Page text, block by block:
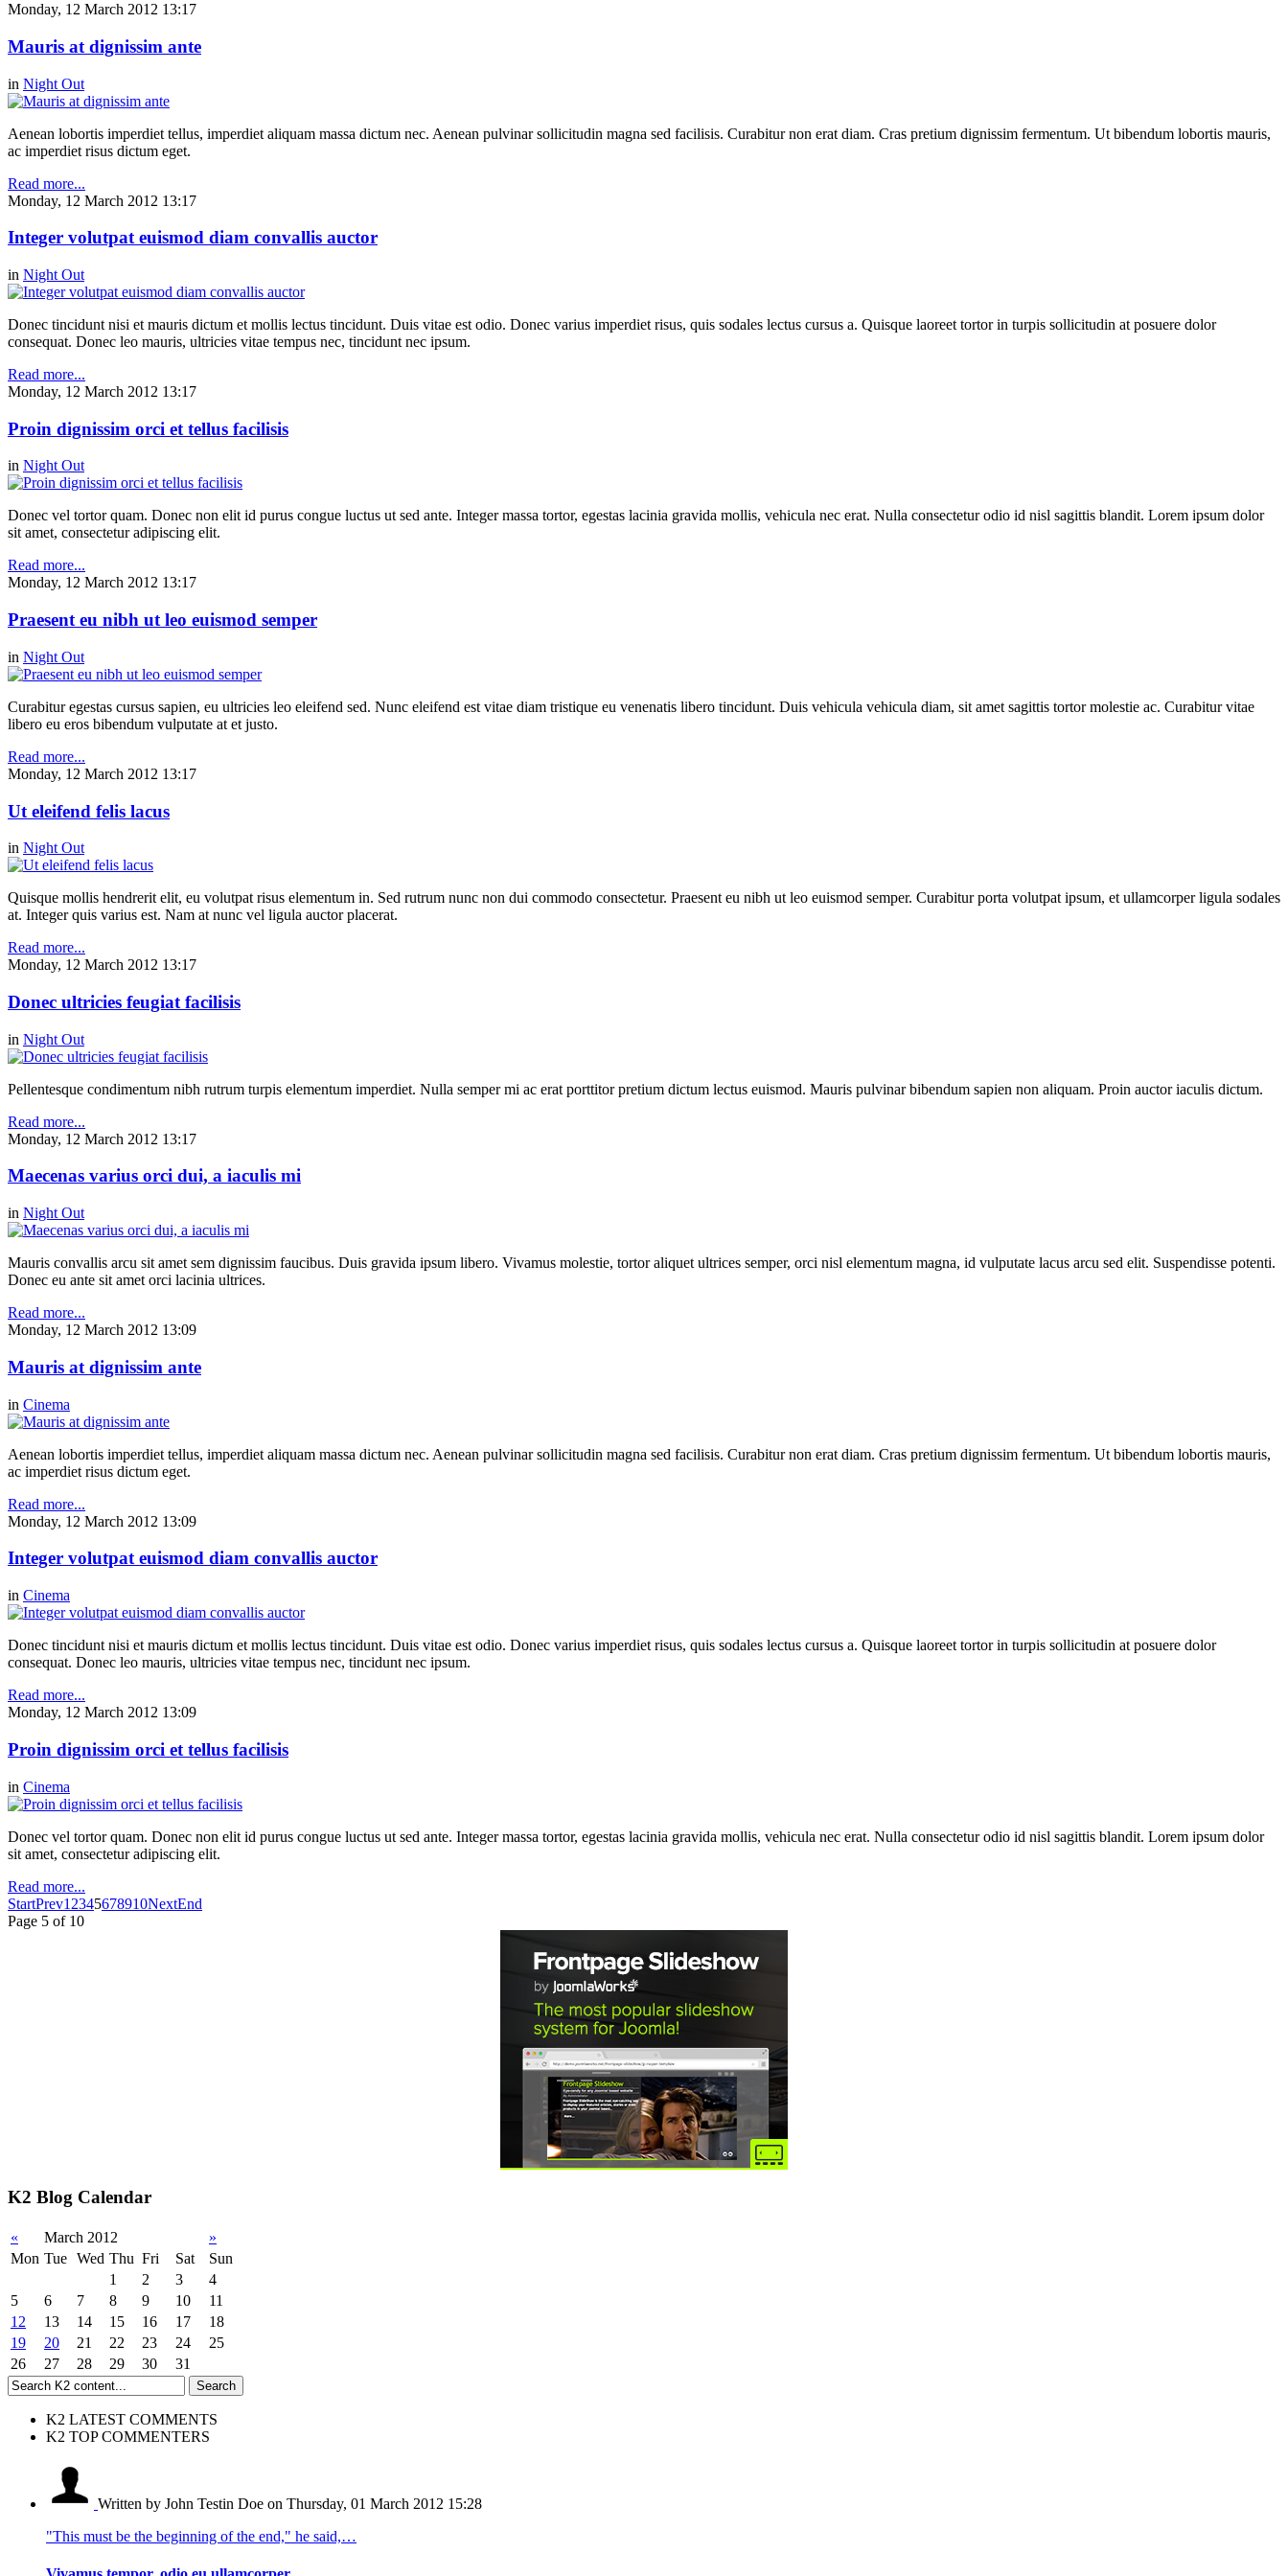
Monday, 12 March 2012 13:17
Mauris at dignissim ante
in Night Out
Aenean lobortis imperdiet tellus, imperdiet aliquam massa dictum nec. Aenean pulvinar sollicitudin magna sed facilisis. Curabitur non erat diam. Cras pretium dignissim fermentum. Ut bibendum lobortis mauris,
ac imperdiet risus dictum eget.
Read more...
Monday, 12 March 2012 13:17
Integer volutpat euismod diam convallis auctor
in Night Out
Donec tincidunt nisi et mauris dictum et mollis lectus tincidunt. Duis vitae est odio. Donec varius imperdiet risus, quis sodales lectus cursus a. Quisque laoreet tortor in turpis sollicitudin at posuere dolor
consequat. Donec leo mauris, ultricies vitae tempus nec, tincidunt nec ipsum.
Read more...
Monday, 12 March 2012 13:17
Proin dignissim orci et tellus facilisis
in Night Out
Donec vel tortor quam. Donec non elit id purus congue luctus ut sed ante. Integer massa tortor, egestas lacinia gravida mollis, vehicula nec erat. Nulla consectetur odio id nisl sagittis blandit. Lorem ipsum dolor
sit amet, consectetur adipiscing elit.
Read more...
Monday, 12 March 2012 13:17
Praesent eu nibh ut leo euismod semper
in Night Out
Curabitur egestas cursus sapien, eu ultricies leo eleifend sed. Nunc eleifend est vitae diam tristique eu venenatis libero tincidunt. Duis vehicula vehicula diam, sit amet sagittis tortor molestie ac. Curabitur vitae
libero eu eros bibendum vulputate at et justo.
Read more...
Monday, 12 March 2012 13:17
Ut eleifend felis lacus
in Night Out
Quisque mollis hendrerit elit, eu volutpat risus elementum in. Sed rutrum nunc non dui commodo consectetur. Praesent eu nibh ut leo euismod semper. Curabitur porta volutpat ipsum, et ullamcorper ligula sodales
at. Integer quis varius est. Nam at nunc vel ligula auctor placerat.
Read more...
Monday, 12 March 2012 13:17
Donec ultricies feugiat facilisis
in Night Out
Pellentesque condimentum nibh rutrum turpis elementum imperdiet. Nulla semper mi ac erat porttitor pretium dictum lectus euismod. Mauris pulvinar bibendum sapien non aliquam. Proin auctor iaculis dictum.
Read more...
Monday, 12 March 2012 13:17
Maecenas varius orci dui, a iaculis mi
in Night Out
Mauris convallis arcu sit amet sem dignissim faucibus. Duis gravida ipsum libero. Vivamus molestie, tortor aliquet ultrices semper, orci nisl elementum magna, id vulputate lacus arcu sed elit. Suspendisse potenti.
Donec eu ante sit amet orci lacinia ultrices.
Read more...
Monday, 12 March 2012 13:09
Mauris at dignissim ante
in Cinema
Aenean lobortis imperdiet tellus, imperdiet aliquam massa dictum nec. Aenean pulvinar sollicitudin magna sed facilisis. Curabitur non erat diam. Cras pretium dignissim fermentum. Ut bibendum lobortis mauris,
ac imperdiet risus dictum eget.
Read more...
Monday, 12 March 2012 13:09
Integer volutpat euismod diam convallis auctor
in Cinema
Donec tincidunt nisi et mauris dictum et mollis lectus tincidunt. Duis vitae est odio. Donec varius imperdiet risus, quis sodales lectus cursus a. Quisque laoreet tortor in turpis sollicitudin at posuere dolor
consequat. Donec leo mauris, ultricies vitae tempus nec, tincidunt nec ipsum.
Read more...
Monday, 12 March 2012 13:09
Proin dignissim orci et tellus facilisis
in Cinema
Donec vel tortor quam. Donec non elit id purus congue luctus ut sed ante. Integer massa tortor, egestas lacinia gravida mollis, vehicula nec erat. Nulla consectetur odio id nisl sagittis blandit. Lorem ipsum dolor
sit amet, consectetur adipiscing elit.
Read more...
StartPrev1 2345678910NextEnd
Page 5 of 10
K2 Blog Calendar
« March 2012
»
Mon Tue Wed Thu Fri Sat
Sun
1
2 3
4
5
6 7 8 9 10
11
12
13 14 15 16 17
18
19
20 21 22 23 24
25
26
27 28 29 30 31
K2 LATEST COMMENTS
K2 TOP COMMENTERS
Written by John Testin Doe on Thursday, 01 March 2012 15:28
"This must be the beginning of the end," he said,…